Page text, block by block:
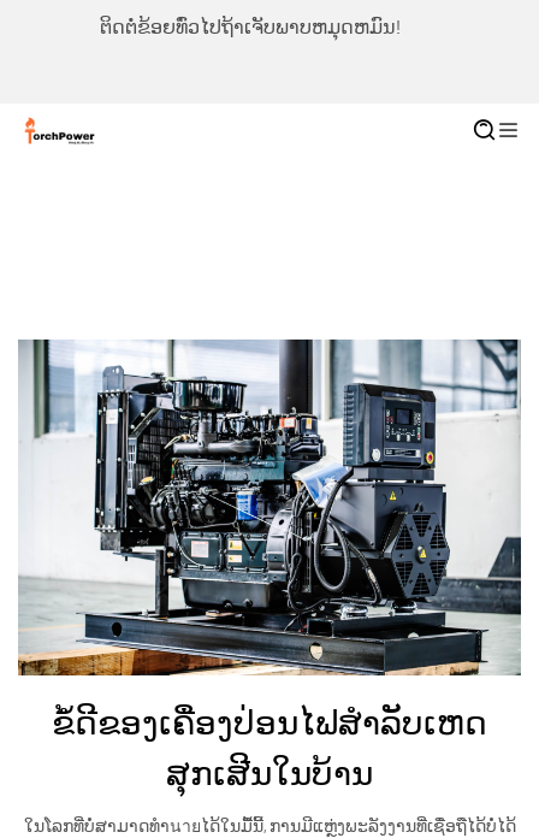
ຕິດຕໍ່ຂ້ອຍທົ່ວໄປຖ້າເຈັບພາບຫມຸດຫມົນ!
ຂໍ້ດີຂອງເຄື່ອງປ່ອນໄຟສຳລັບເຫດ
ສຸກເສີນໃນບ້ານ
ໃນໂລກທີ່ບໍ່ສາມາດທຳนายໄດ້ໃນມື້ນີ້, ການມີແຫຼ່ງພະລັງງານທີ່ເຊື່ອຖືໄດ້ບໍ່ໄດ້